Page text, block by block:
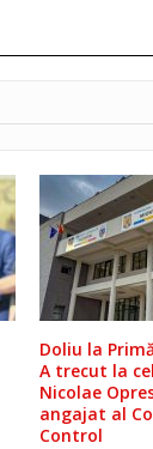
Doliu la
A trecut la
Nicolae
angajat al
Control